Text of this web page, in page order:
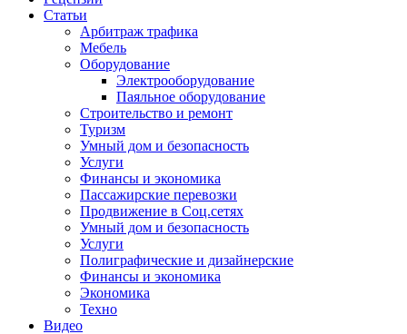
Статьи
Арбитраж трафика
Мебель
Оборудование
Электрооборудование
Паяльное оборудование
Строительство и ремонт
Туризм
Умный дом и безопасность
Услуги
Финансы и экономика
Пассажирские перевозки
Продвижение в Соц.сетях
Умный дом и безопасность
Услуги
Полиграфические и дизайнерские
Финансы и экономика
Экономика
Техно
Видео